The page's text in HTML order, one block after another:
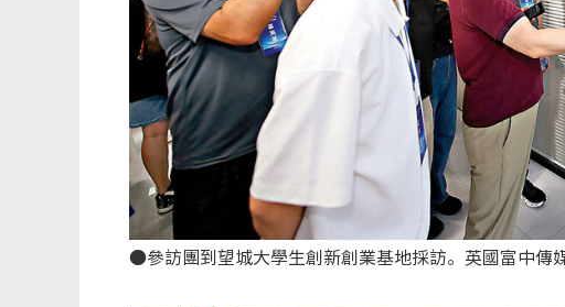
●參訪團到望城大學生創新創業基地採訪。英國富中傳